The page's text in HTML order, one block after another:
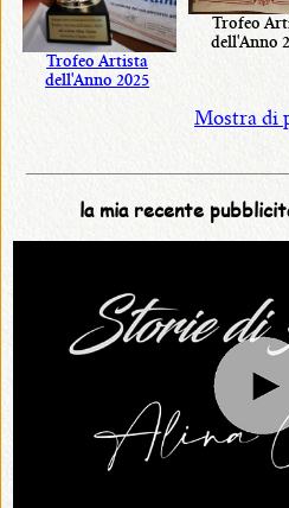
Collezione
Artigianale
Trofeo Artista
dell'Anno 2025
Trofeo
dell'Anno
Mostra di
la mia recente